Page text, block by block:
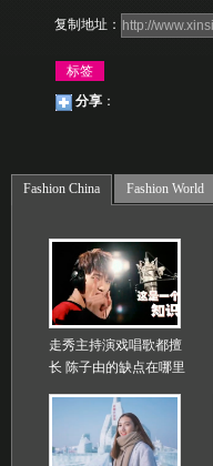
复制地址：
标签
分享 ：
Fashion China Fashion World
走秀主持演戏唱歌都擅
长 陈子由的缺点在哪里